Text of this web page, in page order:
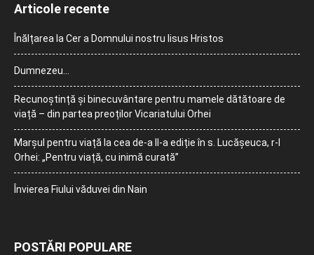
Articole recente
Înălțarea la Cer a Domnului nostru Iisus Hristos
Dumnezeu…
Recunoștință și binecuvântare pentru mamele dătătoare de
viață – din partea preoților Vicariatului Orhei
Marșul pentru viață la cea de-a II-a ediție în s. Lucășeuca, r-l
Orhei: „Pentru viață, cu inimă curată”
Învierea Fiului văduvei din Nain
POSTĂRI POPULARE